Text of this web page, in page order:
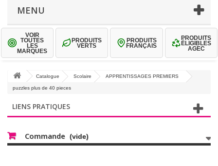
MENU
VOIR
TOUTES
LES
MARQUES
PRODUITS
VERTS
PRODUITS
FRANÇAIS
PRODUITS
ÉLIGIBLES
AGEC
Catalogue Scolaire APPRENTISSAGES PREMIERS
puzzles plus de 40 pieces
LIENS PRATIQUES
Commande (vide)